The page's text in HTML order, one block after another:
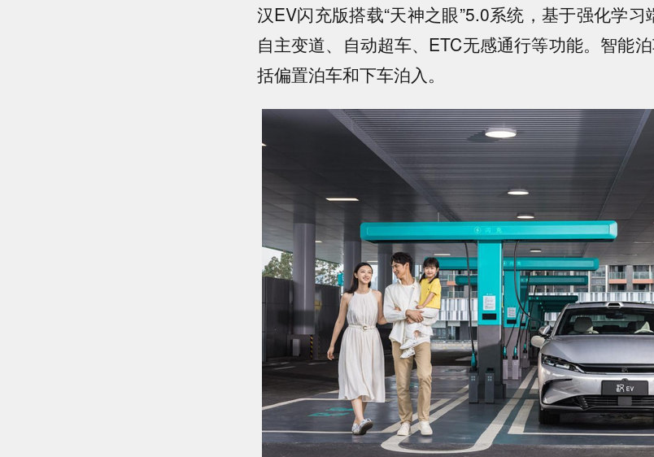
汉EV闪充版搭载“天神之眼”5.0系统，基于强化学
自主变道、自动超车、ETC无感通行等功能。智能
括偏置泊车和下车泊入。